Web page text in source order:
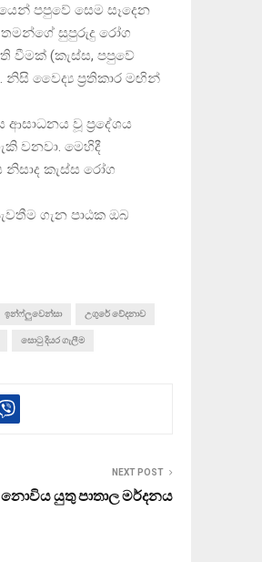
පපුවේ සෙම සෑදෙන
තමන්ගේ සුපුරුදු රෝග
වීමක් (කැස්ස, පපුවේ
වෛද්‍ය ප්‍රතිකාර මඟින්
වූ ප්‍රදේශය
වනවා. මෙහිදී
කැස්ස රෝග
ගැන පාඨක ඔබ
ඉන්ෆ්ලුවෙන්සා උගුරේ වේදනාව
සොටු දියර ගැලීම
NEXT POST
යුතු පාතාල මර්දනය